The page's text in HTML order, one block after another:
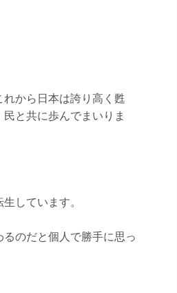
から日本は誇り高く甦
と共に歩んでまいりま
しています。
のだと個人で勝手に思っ